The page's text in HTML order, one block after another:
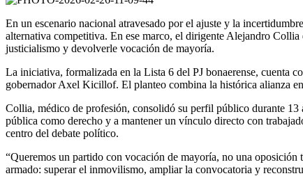
En un escenario nacional atravesado por el ajuste y la
alternativa competitiva. En ese marco, el dirigente Alejandro
justicialismo y devolverle vocación de mayoría.
La iniciativa, formalizada en la Lista 6 del PJ bonaerense, cuenta
gobernadorAxel Kicillof. El planteo combina la histórica alianza
Collia, médico de profesión, consolidó su perfil público durante
pública como derecho y a mantener un vínculo directo con
centro del debate político.
“Queremos un partido con vocación de mayoría, no una
armado: superar el inmovilismo, ampliar la convocatoria y